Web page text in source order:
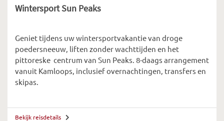
Wintersport Sun Peaks
Geniet tijdens uw wintersportvakantie van droge
poedersneeuw, liften zonder wachttijden en het
pittoreske centrum van Sun Peaks. 8-daags arrangement
vanuit Kamloops, inclusief overnachtingen, transfers en
skipas.
Bekijk reisdetails